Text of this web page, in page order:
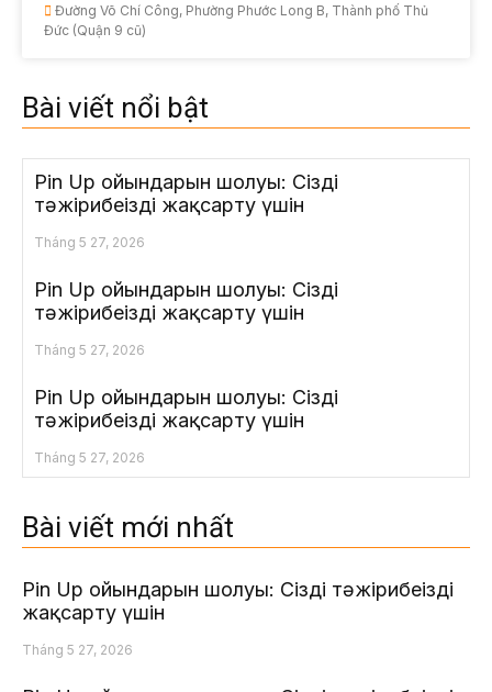
Đường Võ Chí Công, Phường Phước Long B, Thành phố Thủ
Đức (Quận 9 cũ)
Bài viết nổi bật
Pin Up ойындарын шолуы: Сіздің
тәжірибеңізді жақсарту үшін
Tháng 5 27, 2026
Pin Up ойындарын шолуы: Сіздің
тәжірибеңізді жақсарту үшін
Tháng 5 27, 2026
Pin Up ойындарын шолуы: Сіздің
тәжірибеңізді жақсарту үшін
Tháng 5 27, 2026
Bài viết mới nhất
Pin Up ойындарын шолуы: Сіздің тәжірибеңізді
жақсарту үшін
Tháng 5 27, 2026